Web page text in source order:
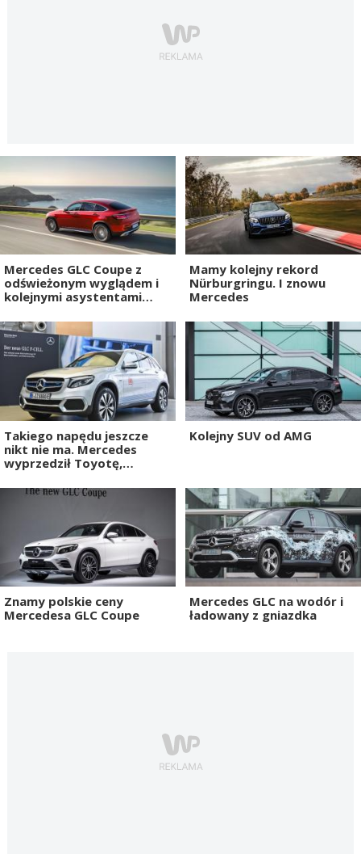
Mercedes GLC Coupe z
odświeżonym wyglądem i
kolejnymi asystentami
Mamy kolejny rekord
Nürburgringu. I znowu
Mercedes
Takiego napędu jeszcze
nikt nie ma. Mercedes
wyprzedził Toyotę,
Kolejny SUV od AMG
Znamy polskie ceny
Mercedesa GLC Coupe
Mercedes GLC na wodór i
ładowany z gniazdka